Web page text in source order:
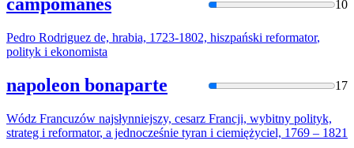
10
Pedro Rodriguez de, hrabia, 1723-1802, hiszpański reformator,
polityk i ekonomista
napoleon bonaparte 17
Wódz Francuzów najsłynniejszy, cesarz Francji, wybitny polityk,
strateg i reformator, a jednocześnie tyran i ciemiężyciel, 1769 – 1821